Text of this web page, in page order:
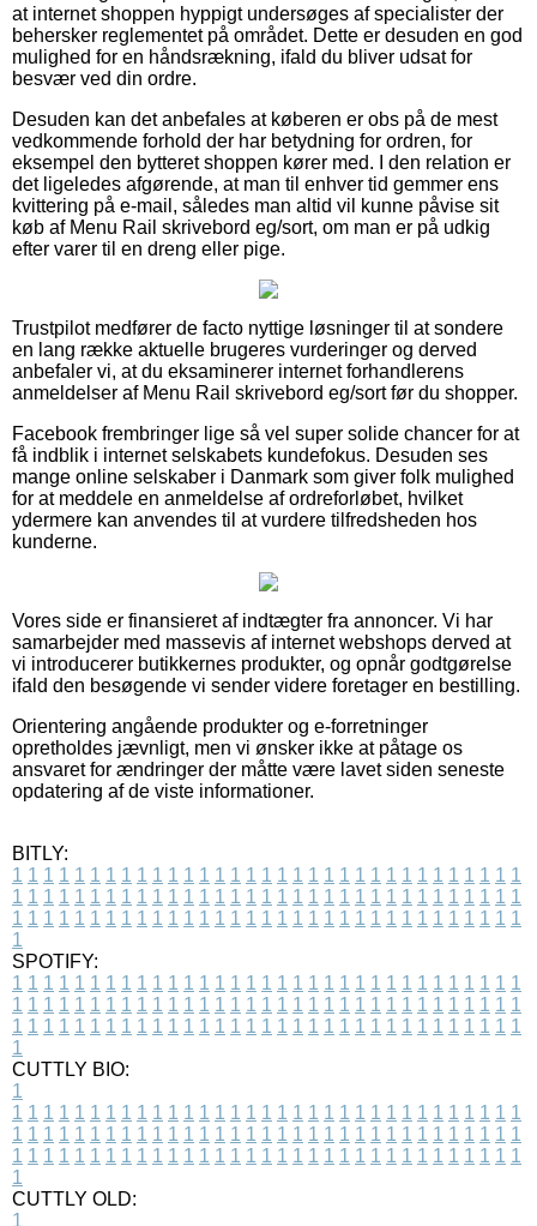
at internet shoppen hyppigt undersøges af specialister der
behersker reglementet på området. Dette er desuden en god
mulighed for en håndsrækning, ifald du bliver udsat for
besvær ved din ordre.
Desuden kan det anbefales at køberen er obs på de mest
vedkommende forhold der har betydning for ordren, for
eksempel den bytteret shoppen kører med. I den relation er
det ligeledes afgørende, at man til enhver tid gemmer ens
kvittering på e-mail, således man altid vil kunne påvise sit
køb af Menu Rail skrivebord eg/sort, om man er på udkig
efter varer til en dreng eller pige.
Trustpilot medfører de facto nyttige løsninger til at sondere
en lang række aktuelle brugeres vurderinger og derved
anbefaler vi, at du eksaminerer internet forhandlerens
anmeldelser af Menu Rail skrivebord eg/sort før du shopper.
Facebook frembringer lige så vel super solide chancer for at
få indblik i internet selskabets kundefokus. Desuden ses
mange online selskaber i Danmark som giver folk mulighed
for at meddele en anmeldelse af ordreforløbet, hvilket
ydermere kan anvendes til at vurdere tilfredsheden hos
kunderne.
Vores side er finansieret af indtægter fra annoncer. Vi har
samarbejder med massevis af internet webshops derved at
vi introducerer butikkernes produkter, og opnår godtgørelse
ifald den besøgende vi sender videre foretager en bestilling.
Orientering angående produkter og e-forretninger
opretholdes jævnligt, men vi ønsker ikke at påtage os
ansvaret for ændringer der måtte være lavet siden seneste
opdatering af de viste informationer.
BITLY:
1 1 1 1 1 1 1 1 1 1 1 1 1 1 1 1 1 1 1 1 1 1 1 1 1 1 1 1 1 1 1 1 1
1 1 1 1 1 1 1 1 1 1 1 1 1 1 1 1 1 1 1 1 1 1 1 1 1 1 1 1 1 1 1 1 1
1 1 1 1 1 1 1 1 1 1 1 1 1 1 1 1 1 1 1 1 1 1 1 1 1 1 1 1 1 1 1 1 1
1
SPOTIFY:
1 1 1 1 1 1 1 1 1 1 1 1 1 1 1 1 1 1 1 1 1 1 1 1 1 1 1 1 1 1 1 1 1
1 1 1 1 1 1 1 1 1 1 1 1 1 1 1 1 1 1 1 1 1 1 1 1 1 1 1 1 1 1 1 1 1
1 1 1 1 1 1 1 1 1 1 1 1 1 1 1 1 1 1 1 1 1 1 1 1 1 1 1 1 1 1 1 1 1
1
CUTTLY BIO:
1
1 1 1 1 1 1 1 1 1 1 1 1 1 1 1 1 1 1 1 1 1 1 1 1 1 1 1 1 1 1 1 1 1
1 1 1 1 1 1 1 1 1 1 1 1 1 1 1 1 1 1 1 1 1 1 1 1 1 1 1 1 1 1 1 1 1
1 1 1 1 1 1 1 1 1 1 1 1 1 1 1 1 1 1 1 1 1 1 1 1 1 1 1 1 1 1 1 1 1
1
CUTTLY OLD:
1